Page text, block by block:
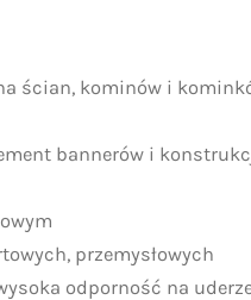
ścian, kominów i
bannerów i
przemysłowych
odporność na